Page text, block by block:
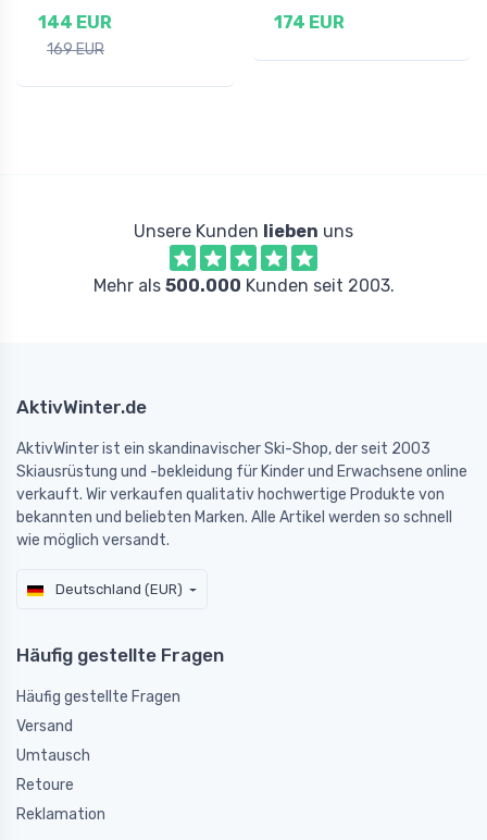
144 EUR
169 EUR
174 EUR
Unsere Kunden lieben uns
Mehr als 500.000 Kunden seit 2003.
AktivWinter.de
AktivWinter ist ein skandinavischer Ski-Shop, der seit 2003
Skiausrüstung und -bekleidung für Kinder und Erwachsene online
verkauft. Wir verkaufen qualitativ hochwertige Produkte von
bekannten und beliebten Marken. Alle Artikel werden so schnell
wie möglich versandt.
Deutschland (EUR)
Häufig gestellte Fragen
Häufig gestellte Fragen
Versand
Umtausch
Retoure
Reklamation